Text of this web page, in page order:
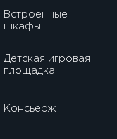
Встроенные
шкафы
Детская игровая
площадка
Консьерж